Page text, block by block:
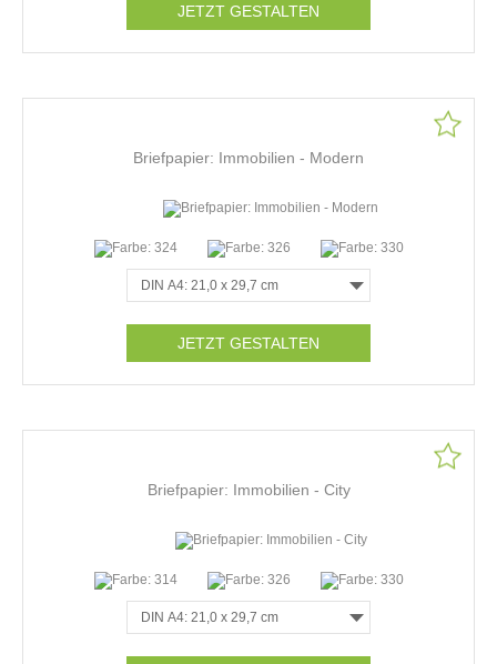
JETZT GESTALTEN
Briefpapier: Immobilien - Modern
JETZT GESTALTEN
Briefpapier: Immobilien - City